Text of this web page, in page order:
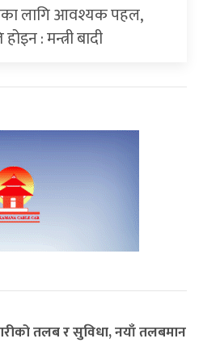
लागि आवश्यक पहल,
: मन्त्री बादी
तलब र सुविधा, नयाँ तलबमान